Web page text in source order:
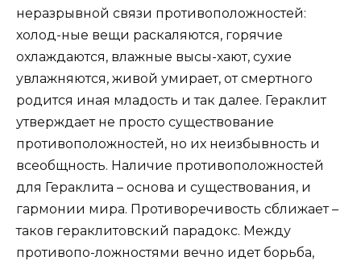
неразрывной связи противоположностей:
холод-ные вещи раскаляются, горячие
охлаждаются, влажные высы-хают, сухие
увлажняются, живой умирает, от смертного
родится иная младость и так далее. Гераклит
утверждает не просто существование
противоположностей, но их неизбывность и
всеобщность. Наличие противоположностей
для Гераклита – основа и существования, и
гармонии мира. Противоречивость сближает –
таков гераклитовский парадокс. Между
противопо-ложностями вечно идет борьба,